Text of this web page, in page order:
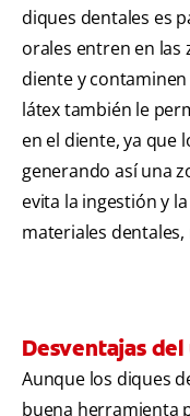
diques dentales es
orales entren en las
diente y
látex también le
en el diente, ya que
generando así una
evita la ingestión y
materiales dentales,
Desventajas del
Aunque los diques
buena herramienta